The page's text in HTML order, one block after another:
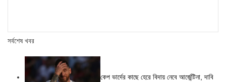
সর্বশেষ খবর
কেপ ভার্দের কাছে হেরে বিদায় নেবে আর্জেন্টিনা, দাবি